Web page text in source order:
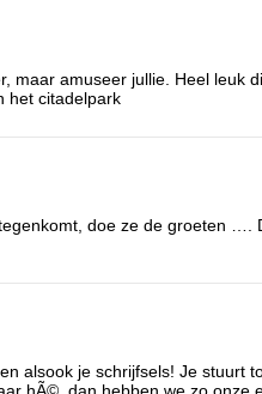
maar amuseer jullie. Heel leuk
het citadelpark
doe ze de groeten ….
alsook je schrijfsels! Je stuurt
hÃ©, dan hebben we zo onze